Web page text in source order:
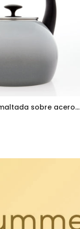
Tetera Heath esmaltada sobre acero (2 cuartos), gris niebla